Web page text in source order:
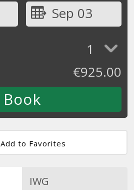
Sep 03
1
€925.00
Add to Favorites
IWG